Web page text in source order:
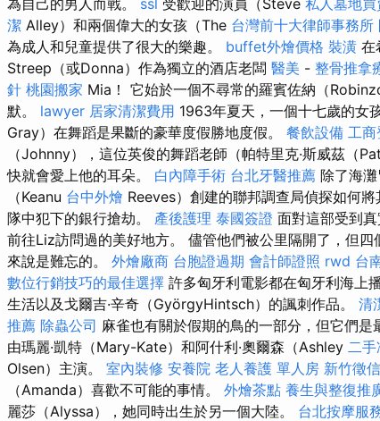
潔 Alley）和兩個偉大的女孩（The 台灣前十大律師事務所
為成人和兒童提供了很大的樂趣。 buffet外燴價格 裝潢 在
Streep（或Donna）作為獨立的酒店老闆 醫美 - 整骨推拿
針 桃園搬家 Mia！ 它始於一個不尋常的羅賓佐納（
默。 lawyer 居家清潔費用 1963年夏天，一個十七歲的女
Gray）在舞蹈是果斷的豪華度假勝地度假。 餐飲設備 工
（Johnny），這位英俊的舞蹈老師（帕特里克·斯威茲（
快就會愛上他的耳朵。 白內障手術 台北牙醫推薦 除了海
（Keanu 台中外燴 Reeves）創建的聯邦調查局偵探如何
隊中犯下的銀行搶劫。 產後護理 泰國簽證 面對這部受到
前往Liz訪問過的美好地方。 儘管他們被公里隔開了，但
來說是難忘的。 外燴廠商 台胞證過期 會計師證照 rwd 台
數位行銷技巧的最佳選擇 許多匈牙利電影都在匈牙利海上
生活以及戈爾吉·辛奇（GyörgyHintsch）的諷刺作品。 清
推薦 除蟲公司 麻雀也有關於假期的鳥的一部分，但它們
由瑪麗·凱特（Mary-Kate）和阿什利·奧爾森（Ashley 二
Olsen）主演。 室內裝修 安養院 老人養護 單人房 新竹徵
（Amanda）喜歡不可能的事情。 外燴茶點 養生與整復推
麗莎（Alyssa），她同時出生於另一個大陸。 台北按摩服